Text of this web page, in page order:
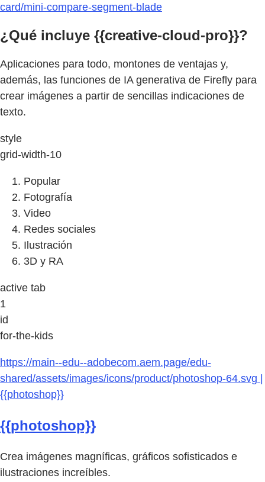
card/mini-compare-segment-blade
¿Qué incluye {{creative-cloud-pro}}?
Aplicaciones para todo, montones de ventajas y,
además, las funciones de IA generativa de Firefly para
crear imágenes a partir de sencillas indicaciones de
texto.
style
grid-width-10
Popular
Fotografía
Video
Redes sociales
Ilustración
3D y RA
active tab
1
id
for-the-kids
https://main--edu--adobecom.aem.page/edu-
shared/assets/images/icons/product/photoshop-64.svg |
{{photoshop}}
{{photoshop}}
Crea imágenes magníficas, gráficos sofisticados e
ilustraciones increíbles.